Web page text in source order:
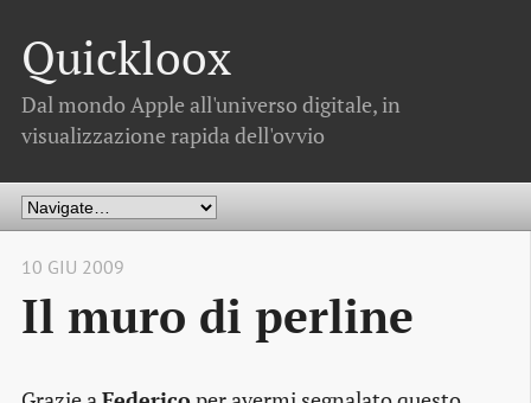
Quickloox
Dal mondo Apple all'universo digitale, in
visualizzazione rapida dell'ovvio
10 GIU 2009
Il muro di perline